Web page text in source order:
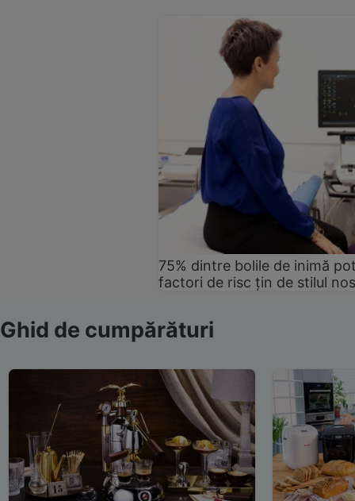
75% dintre bolile de inimă
factori de risc țin de stilul
Ghid de cumpărături